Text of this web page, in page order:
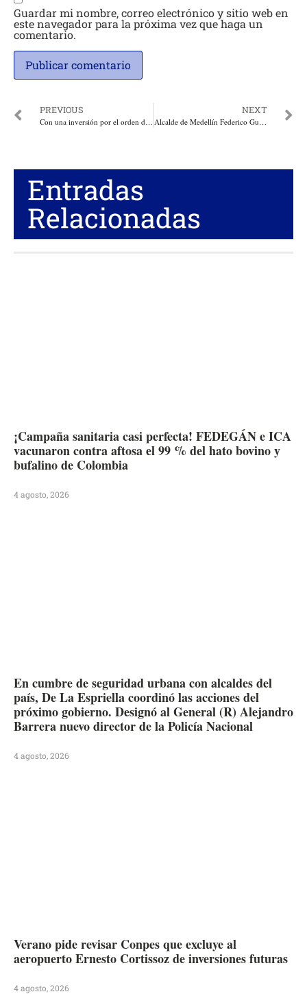
Guardar mi nombre, correo electrónico y sitio web en
este navegador para la próxima vez que haga un
comentario.
PREVIOUS
Con una inversión por el orden de los 90 mil millones de pesos Friogán sanea sus finanzas y alistas sus servicios en la cadena cárnica en Colombia
NEXT
Alcalde de Medellín Federico Gutiérrez consideró irresponsables las declaraciones sobre Hidroituango del Gobernador de Antioquia
Entradas
Relacionadas
¡Campaña sanitaria casi perfecta! FEDEGÁN e ICA
vacunaron contra aftosa el 99 % del hato bovino y
bufalino de Colombia
4 agosto, 2026
En cumbre de seguridad urbana con alcaldes del
país, De La Espriella coordinó las acciones del
próximo gobierno. Designó al General (R) Alejandro
Barrera nuevo director de la Policía Nacional
4 agosto, 2026
Verano pide revisar Conpes que excluye al
aeropuerto Ernesto Cortissoz de inversiones futuras
4 agosto, 2026